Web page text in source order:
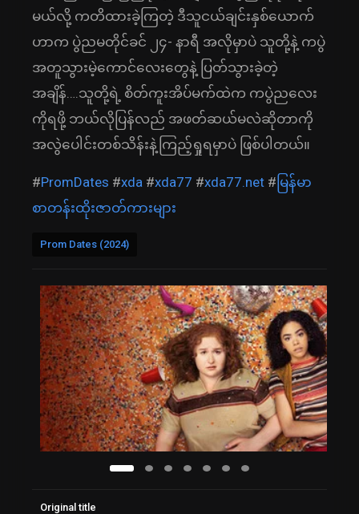
မယ်လို့ ကတိထားခဲ့ကြတဲ့ ဒီသူငယ်ချင်းနှစ်ယောက်
ဟာက ပွဲညမတိုင်ခင် ၂၄- နာရီ အလိုမှာပဲ သူတို့နဲ့ ကပွဲ
အတူသွားမဲ့ကောင်လေးတွေနဲ့ ပြတ်သွားခဲ့တဲ့
အချိန်….သူတို့ရဲ့ စိတ်ကူးအိပ်မက်ထဲက ကပွဲညလေး
ကိုရဖို့ ဘယ်လိုပြန်လည် အဖတ်ဆယ်မလဲဆိုတာကို
အလွဲပေါင်းတစ်သိန်းနဲ့ကြည့်ရှုရမှာပဲ ဖြစ်ပါတယ်။
#PromDates #xda #xda77 #xda77.net # မြန်မာ
စာတန်းထိုးဇာတ်ကားများ
Prom Dates (2024)
Original title